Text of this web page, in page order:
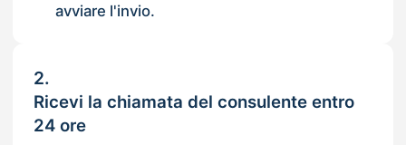
avviare l'invio.
2.
Ricevi la chiamata del consulente entro
24 ore